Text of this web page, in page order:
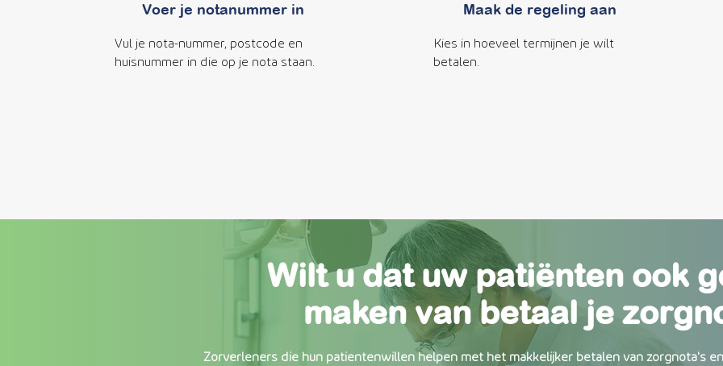
Voer je notanummer in
Vul je nota-nummer, postcode en
huisnummer in die op je nota staan.
Maak de regeling aan
Kies in hoeveel termijnen je wilt
betalen.
Wilt u dat uw klanten ook
maken van OV-
Wilt u dat uwpatiëntenook
maken van betaal je
Zorverleners die hun patientenwillen helpen met het makkelijker betalen van zorgnota's